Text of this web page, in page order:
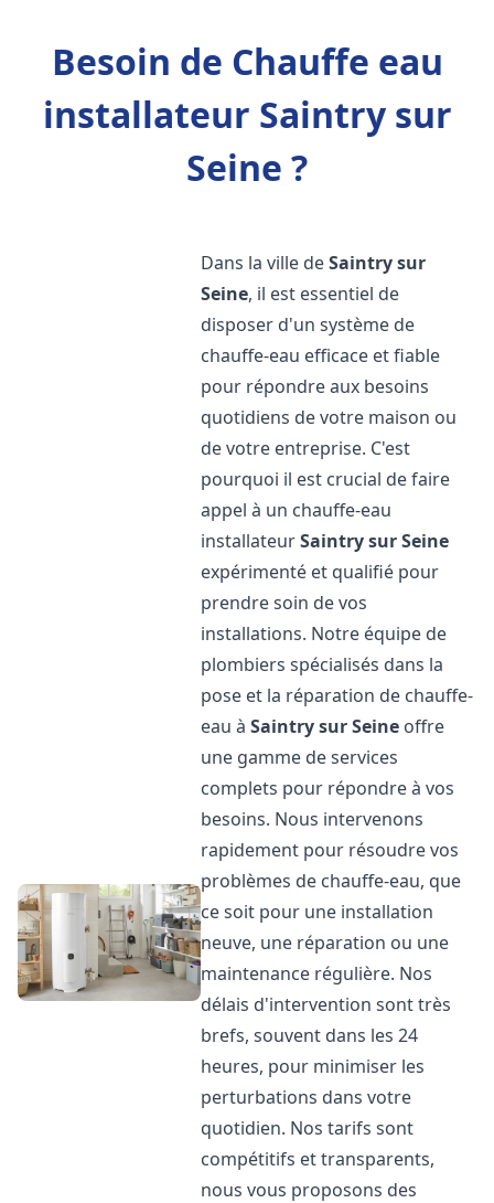
Besoin de Chauffe eau
installateur Saintry sur
Seine ?
Dans la ville deSaintry sur
Seine, il est essentiel de
disposer d'un système de
chauffe-eau efficace et fiable
pour répondre aux besoins
quotidiens de votre maison ou
de votre entreprise. C'est
pourquoi il est crucial de faire
appel à un chauffe-eau
installateurSaintry sur Seine
expérimenté et qualifié pour
prendre soin de vos
installations. Notre équipe de
plombiers spécialisés dans la
pose et la réparation de chauffe-
eau àSaintry sur Seine offre
une gamme de services
complets pour répondre à vos
besoins. Nous intervenons
rapidement pour résoudre vos
problèmes de chauffe-eau, que
ce soit pour une installation
neuve, une réparation ou une
maintenance régulière. Nos
délais d'intervention sont très
brefs, souvent dans les 24
heures, pour minimiser les
perturbations dans votre
quotidien. Nos tarifs sont
compétitifs et transparents,
nous vous proposons des